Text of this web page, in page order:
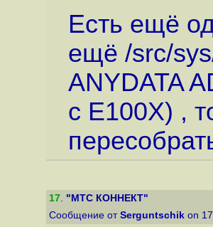
Есть ещё
ещё /src/
ANYDATA
с E100X) ,
17. "МТС КОННЕКТ"
Сообщение от Serguntschik on